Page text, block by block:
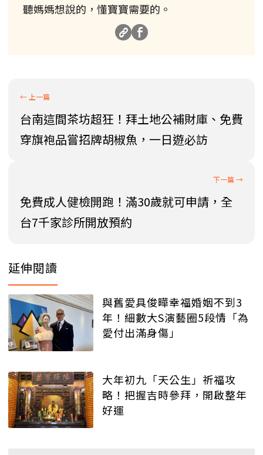
聽媽媽想說的，懂寶寶需要的。
台南這間茶坊超狂！拜土地公補財庫、免費
穿旗袍品嘗招牌胡椒魚，一日遊必訪
免費成人健檢開跑！滿30歲就可申請，全
台7千家診所開放預約
延伸閱讀
與舊愛具俊曄幸福婚姻不到3
年！細數大S演藝圈5段情「為
愛付出滿身傷」
大年初九「天公生」祈福攻
略！把握吉時參拜，開啟整年
好運